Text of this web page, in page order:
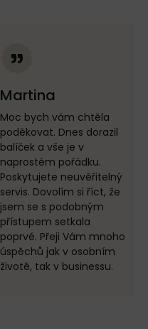
Martina
Moc bych vám chtěla
poděkovat. Dnes dorazil
balíček a vše je v
naprostém pořádku.
Poskytujete neuvěřitelný
servis. Dovolím si říct, že
jsem se s podobným
přístupem setkala
poprvé. Přeji Vám mnoho
úspěchů jak v osobním
životě, tak v businessu.